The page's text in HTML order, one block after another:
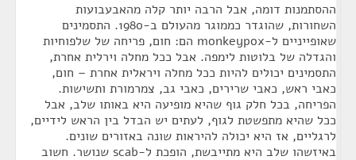
ההסתמנות דומה, אבל הרבה יותר קלה מהאבעבועות
השחורות, שהוגדר כממוגר מהעולם ב-1980. התסמינים
שאופייניים ל-monkeypox הם: חום, פריחה של שלפוחיות
והגדלה של בלוטות לימפה. אבל ככל מחלה וירלית אחרת,
התסמינים יכולים להיות ככל מחלה ויראלית אחרת – חום,
כאבי ראש, כאבי שרירים, כאבי גב, צמרמורת ותשישות.
הפריחה, בכל חלק גוף שהיא מופיעה היא באותו שלב, אבל
ככל שהיא מתפשטת לגוף, לעתים יש הבדל בין הראש לידיים,
לרגליים, אז היא יכולה להיראות שונה באזורים שונים.
באיזשהו שלב היא מתייבשת, הופכת ל-scab שנושר. חשוב